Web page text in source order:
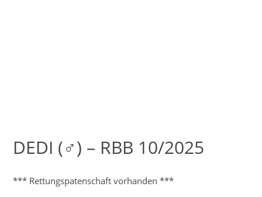
DEDI (♂) – RBB 10/2025
*** Rettungspatenschaft vorhanden ***